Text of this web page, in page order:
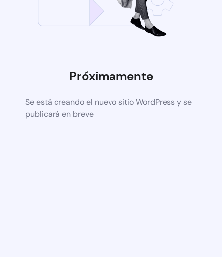
Próximamente
Se está creando el nuevo sitio WordPress y se
publicará en breve